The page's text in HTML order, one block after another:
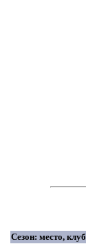
Сезон: место, клуб